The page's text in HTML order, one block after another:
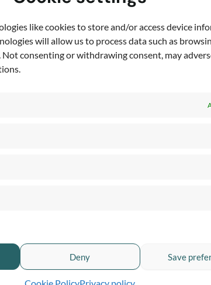
like cookies to store and/or access device
will allow us to process data such as
consenting or withdrawing consent, may
Deny Save
i supportärenden
den registrerade individen tillhör
typ av enhet
4 i GDPR.
villkoren, som gäller